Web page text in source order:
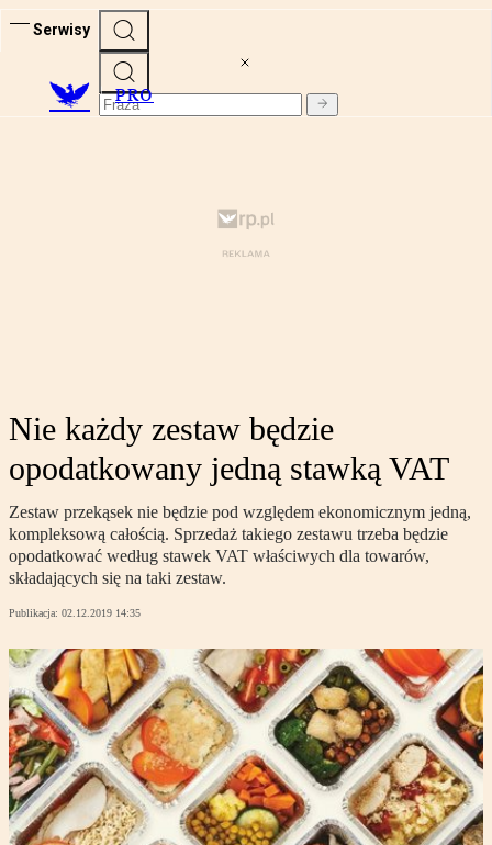
Serwisy
PRO
Nie każdy zestaw będzie
opodatkowany jedną stawką VAT
Zestaw przekąsek nie będzie pod względem ekonomicznym jedną,
kompleksową całością. Sprzedaż takiego zestawu trzeba będzie
opodatkować według stawek VAT właściwych dla towarów,
składających się na taki zestaw.
Publikacja: 02.12.2019 14:35